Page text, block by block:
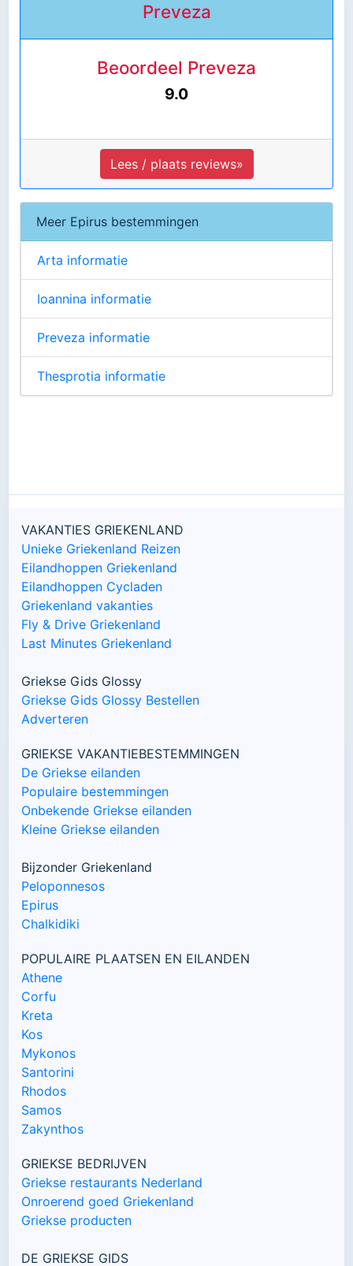
Preveza
Beoordeel Preveza
9.0
Lees / plaats reviews»
Meer Epirus bestemmingen
Arta informatie
Ioannina informatie
Preveza informatie
Thesprotia informatie
VAKANTIES GRIEKENLAND
Unieke Griekenland Reizen
Eilandhoppen Griekenland
Eilandhoppen Cycladen
Griekenland vakanties
Fly & Drive Griekenland
Last Minutes Griekenland
Griekse Gids Glossy
Griekse Gids Glossy Bestellen
Adverteren
GRIEKSE VAKANTIEBESTEMMINGEN
De Griekse eilanden
Populaire bestemmingen
Onbekende Griekse eilanden
Kleine Griekse eilanden
Bijzonder Griekenland
Peloponnesos
Epirus
Chalkidiki
POPULAIRE PLAATSEN EN EILANDEN
Athene
Corfu
Kreta
Kos
Mykonos
Santorini
Rhodos
Samos
Zakynthos
GRIEKSE BEDRIJVEN
Griekse restaurants Nederland
Onroerend goed Griekenland
Griekse producten
DE GRIEKSE GIDS